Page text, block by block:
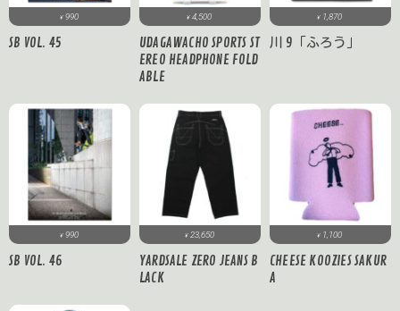
¥ 990
SB VOL. 45
¥ 4,500
UDAGAWACHO SPORTS ST
EREO HEADPHONE FOLD
ABLE
¥ 1,870
川 9「ふろう」
¥ 990
SB VOL. 46
¥ 23,650
YARDSALE ZERO JEANS B
LACK
¥ 1,100
CHEESE KOOZIES SAKUR
A